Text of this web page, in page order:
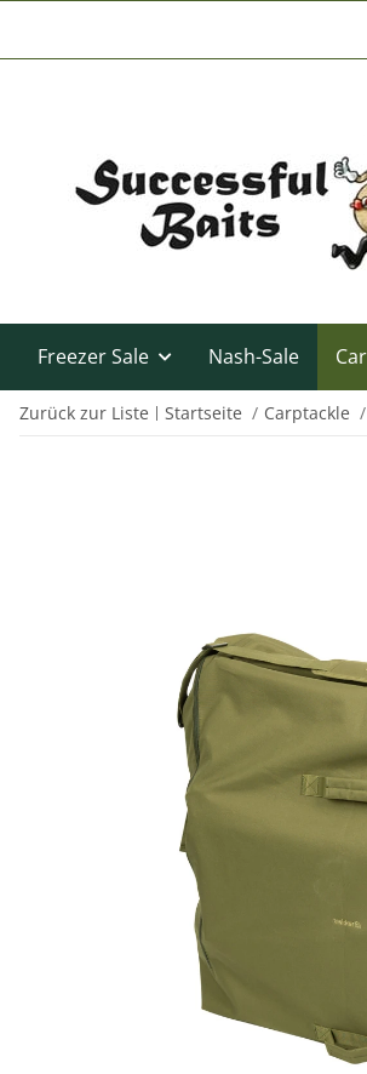
Freezer Sale Nash-Sale
Zurück zur Liste Startseite Carptackle